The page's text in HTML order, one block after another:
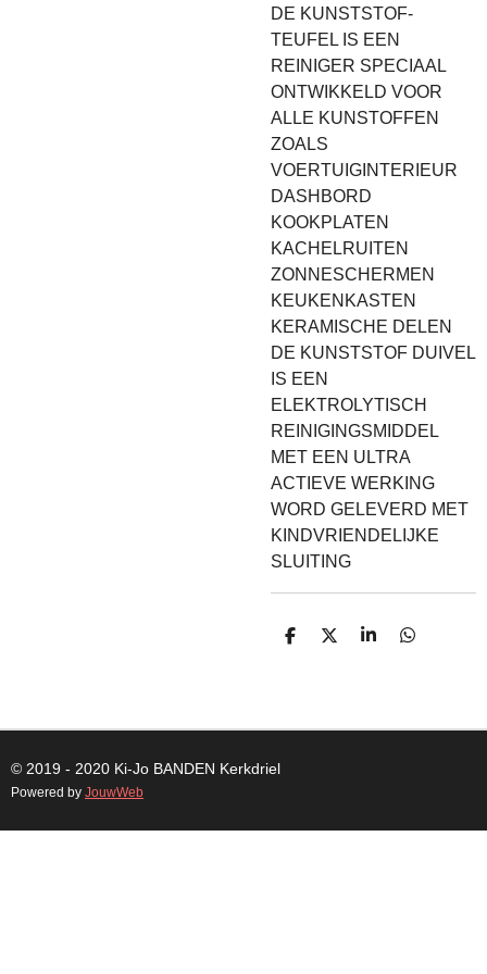
DE KUNSTSTOF-
TEUFEL IS EEN
REINIGER SPECIAAL
ONTWIKKELD VOOR
ALLE KUNSTOFFEN
ZOALS
VOERTUIGINTERIEUR
DASHBORD
KOOKPLATEN
KACHELRUITEN
ZONNESCHERMEN
KEUKENKASTEN
KERAMISCHE DELEN
DE KUNSTSTOF DUIVEL
IS EEN
ELEKTROLYTISCH
REINIGINGSMIDDEL
MET EEN ULTRA
ACTIEVE WERKING
WORD GELEVERD MET
KINDVRIENDELIJKE
SLUITING
D
D
S
D
© 2019 - 2020 Ki-Jo BANDEN Kerkdriel
Powered by JouwWeb